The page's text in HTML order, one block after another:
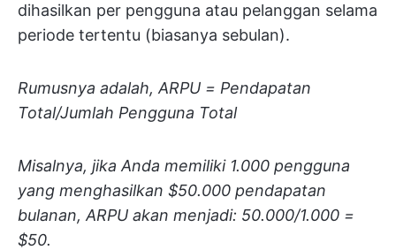
dihasilkan per pengguna atau pelanggan selama
periode tertentu (biasanya sebulan).
Rumusnya adalah, ARPU = Pendapatan
Total/Jumlah Pengguna Total
Misalnya, jika Anda memiliki 1.000 pengguna
yang menghasilkan $50.000 pendapatan
bulanan, ARPU akan menjadi: 50.000/1.000 =
$50.